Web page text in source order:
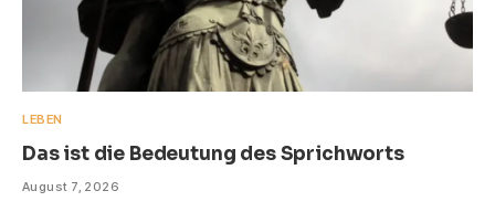
LEBEN
Das ist die Bedeutung des Sprichworts
August 7, 2026